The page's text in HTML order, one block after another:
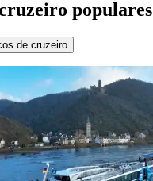
populares
de cruzeiro